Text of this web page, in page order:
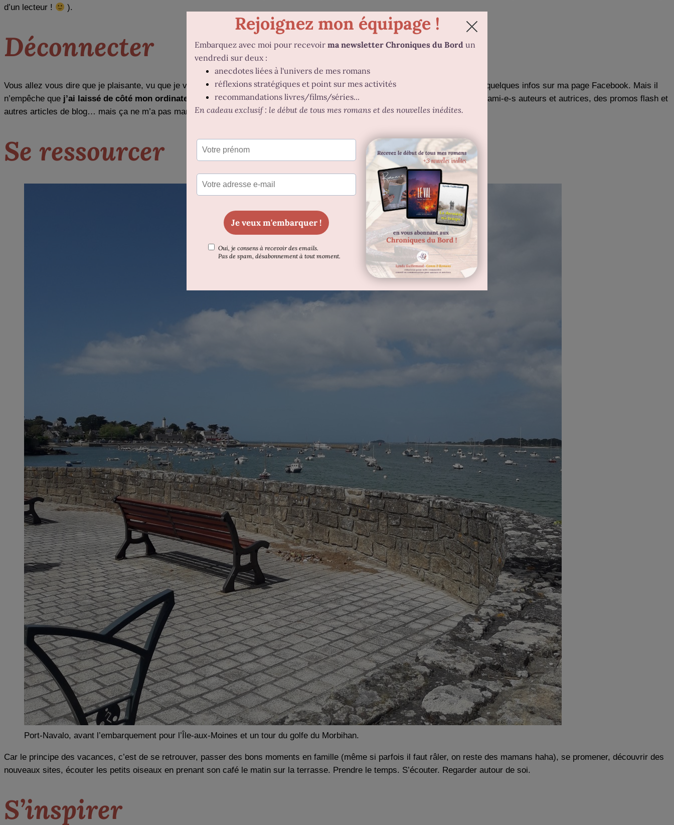
d’un lecteur !
).
Déconnecter
Vous allez vous dire que je plaisante, vu que je vous poste un billet depuis le terrain de camping et que j’ai quand même partagé quelques infos sur ma page Facebook. Mais il
n’empêche que j’ai laissé de côté mon ordinateur et mon téléphonecette semaine. J’ai donc sûrement raté des lancements d’ami-e-s auteurs et autrices, des promos flash et
autres articles de blog… mais ça ne m’a pas manqué.
Se ressourcer
Port-Navalo, avant l’embarquement pour l’Île-aux-Moines et un tour du golfe du Morbihan.
Car le principe des vacances, c’est de se retrouver, passer des bons moments en famille (même si parfois il faut râler, on reste des mamans haha), se promener, découvrir des
nouveaux sites, écouter les petits oiseaux en prenant son café le matin sur la terrasse. Prendre le temps. S’écouter. Regarder autour de soi.
S’inspirer